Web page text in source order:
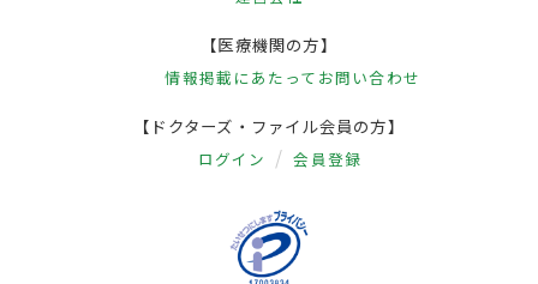
【医療機関の方】
情報掲載にあたって お問い合わせ
【ドクターズ・ファイル会員の方】
ログイン 会員登録